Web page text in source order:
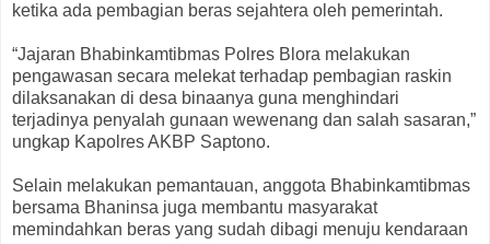
ketika ada pembagian beras sejahtera oleh pemerintah.
“Jajaran Bhabinkamtibmas Polres Blora melakukan
pengawasan secara melekat terhadap pembagian raskin
dilaksanakan di desa binaanya guna menghindari
terjadinya penyalah gunaan wewenang dan salah sasaran,”
ungkap Kapolres AKBP Saptono.
Selain melakukan pemantauan, anggota Bhabinkamtibmas
bersama Bhaninsa juga membantu masyarakat
memindahkan beras yang sudah dibagi menuju kendaraan